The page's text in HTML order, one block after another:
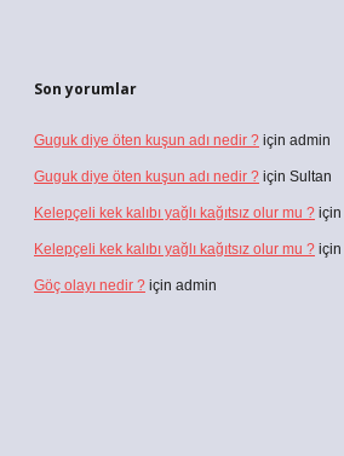
Son yorumlar
Guguk diye öten kuşun adı nedir ? için admin
Guguk diye öten kuşun adı nedir ? için Sultan
Kelepçeli kek kalıbı yağlı kağıtsız olur mu ? için
Kelepçeli kek kalıbı yağlı kağıtsız olur mu ? için
Göç olayı nedir ? için admin